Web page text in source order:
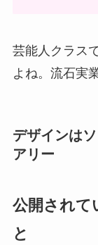
芸能人クラス
よね。流石実
デザインは
アリー
公開されて
と